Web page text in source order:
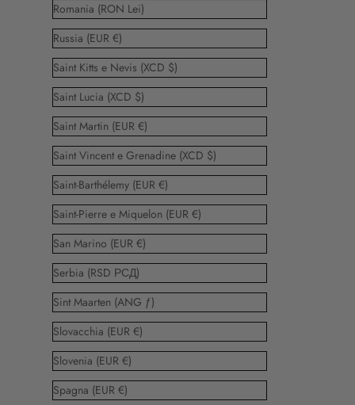
Romania (RON Lei)
Russia (EUR €)
Saint Kitts e Nevis (XCD $)
Saint Lucia (XCD $)
Saint Martin (EUR €)
Saint Vincent e Grenadine (XCD $)
Saint-Barthélemy (EUR €)
Saint-Pierre e Miquelon (EUR €)
San Marino (EUR €)
Serbia (RSD РСД)
Sint Maarten (ANG ƒ)
Slovacchia (EUR €)
Slovenia (EUR €)
Spagna (EUR €)